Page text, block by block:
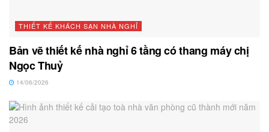
THIẾT KẾ KHÁCH SẠN NHÀ NGHỈ
Bản vẽ thiết kế nhà nghỉ 6 tầng có thang máy chị
Ngọc Thuỷ
14/06/2026